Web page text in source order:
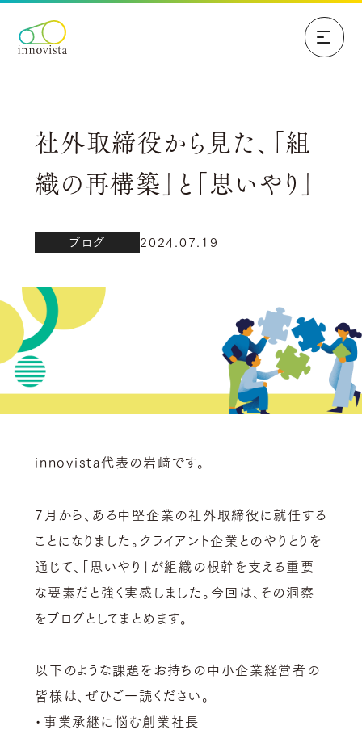
社外取締役から見た、「組
織の再構築」と「思いやり」
ブログ 2024.07.19
innovista代表の岩﨑です。
7月から、ある中堅企業の社外取締役に就任する
ことになりました。クライアント企業とのやりとりを
通じて、「思いやり」が組織の根幹を支える重要
な要素だと強く実感しました。今回は、その洞察
をブログとしてまとめます。
以下のような課題をお持ちの中小企業経営者の
皆様は、ぜひご一読ください。
・事業承継に悩む創業社長